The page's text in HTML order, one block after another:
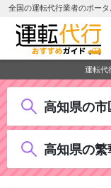
運転代
高知県の
高知県の